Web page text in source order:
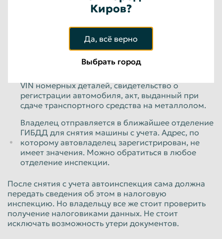
фотографируют, вырезают VIN номерных
передачи автомобиля.
Владелец получает справку об утилизации
необходимо предоставить: паспорт
VIN номерных деталей, свидетельство о
регистрации автомобиля, акт, выданный при
сдаче транспортного средства на металлолом.
Владелец отправляется в ближайшее отделение
ГИБДД для снятия машины с учета. Адрес, по
которому автовладелец зарегистрирован, не
имеет значения. Можно обратиться в любое
отделение инспекции.
После снятия с учета автоинспекция сама должна
передать сведения об этом в налоговую
инспекцию. Но владельцу все же стоит проверить
получение налоговиками данных. Не стоит
исключать возможность утери документов.
Киров?
Да, всё верно
Выбрать город